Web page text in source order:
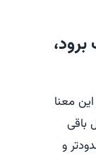
معنا
باقی
و